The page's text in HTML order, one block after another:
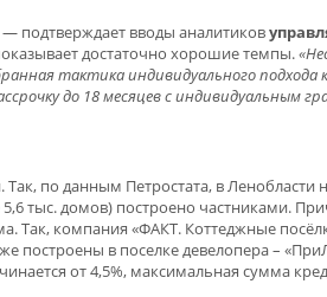
— подтверждает вводы аналитиков
достаточно хорошие темпы.
тактика индивидуального
до 18 месяцев с индивидуальным
по данным Петростата, в
тыс. домов) построено частниками.
Так, компания «ФАКТ. Коттеджные
построены в поселке девелопера –
от 4,5%, максимальная сумма